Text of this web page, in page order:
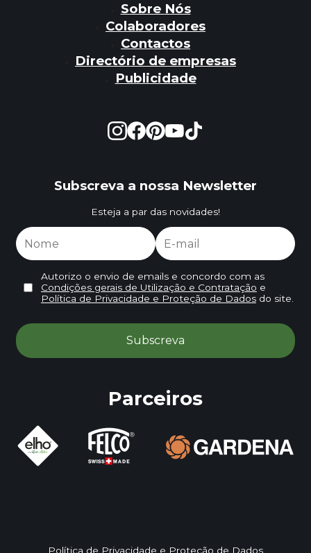
Sobre Nós
Colaboradores
Contactos
Directório de empresas
Publicidade
Subscreva a nossa Newsletter
Esteja a par das novidades!
Autorizo o envio de emails e concordo com as
Condições gerais de Utilização e Contratação e
Política de Privacidade e Proteção de Dadosdo site.
Parceiros
Política de Privacidade e Proteção de Dados